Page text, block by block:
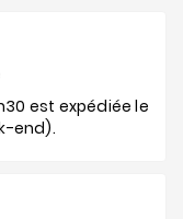
est expédiée le
end).